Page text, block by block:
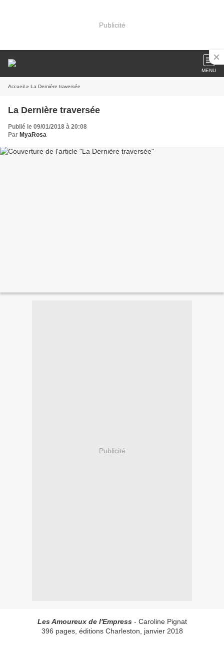
Publicité
MENU
Accueil » La Dernière traversée
La Dernière traversée
Publié le 09/01/2018 à 20:08
Par MyaRosa
Publicité
Les Amoureux de l'Empress- Caroline Pignat
396 pages, éditions Charleston, janvier 2018